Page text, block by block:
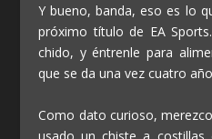
Y bueno, banda, eso es lo
próximo título de EA
chido, y éntrenle para
que se da una vez cuatro
Como dato curioso,
usado un chiste a costillas